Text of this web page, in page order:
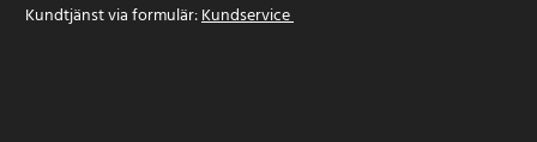
Kundtjänst via formulär:Kundservice